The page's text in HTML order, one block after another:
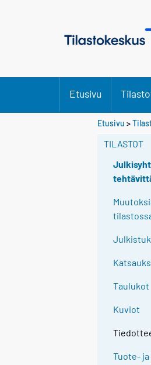
Etusivu
Etusivu >
TILASTOT
Taulukot
Kuviot
Tuote-